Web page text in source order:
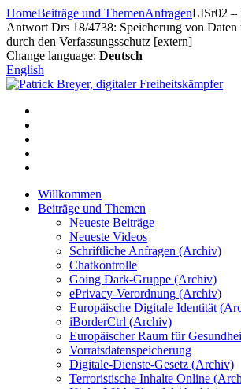
Zum
Inhalt
springen
HomeBeiträge und ThemenAnfragenLISr02 –
Antwort Drs 18/4738: Speicherung von
durch den Verfassungsschutz [extern]
Change language: Deutsch
English
Willkommen
Beiträge und Themen
Neueste Beiträge
Neueste Videos
Schriftliche Anfragen (Archiv)
Chatkontrolle
Going Dark-Gruppe (Archiv)
ePrivacy-Verordnung (Archiv)
Europäische Digitale Identität
iBorderCtrl (Archiv)
Europäischer Raum für
Vorratsdatenspeicherung
Digitale-Dienste-Gesetz (Archiv)
Terroristische Inhalte Online